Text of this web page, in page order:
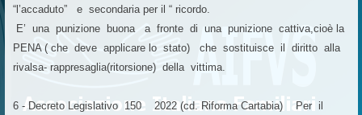
“l’accaduto” e secondaria per il “ ricordo.
E’ una punizione buona a fronte di una punizione cattiva,cioè la
PENA ( che deve applicare lo stato) che sostituisce il diritto alla
rivalsa- rappresaglia(ritorsione) della vittima.
6 - Decreto Legislativo 150 2022 (cd. Riforma Cartabia) Per il